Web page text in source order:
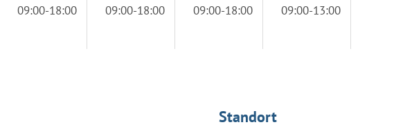
09:00-18:00
09:00-18:00
09:00-18:00
09:00-13:00
Standort